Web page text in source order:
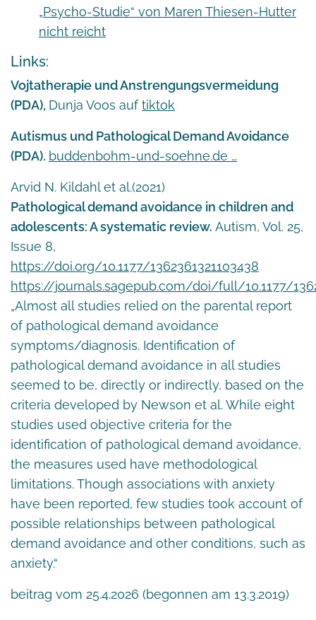
„Psycho-Studie“ von Maren Thiesen-Hutter
nicht reicht
Links:
Vojtatherapie und Anstrengungsvermeidung
(PDA), Dunja Voos auftiktok
Autismus und Pathological Demand Avoidance
(PDA). buddenbohm-und-soehne.de …
Arvid N. Kildahl et al.(2021)
Pathological demand avoidance in children and
adolescents: A systematic review. Autism, Vol. 25,
Issue 8,
https://doi.org/10.1177/1362361321103438
https://journals.sagepub.com/doi/full/10.1177/
„Almost all studies relied on the parental report
of pathological demand avoidance
symptoms/diagnosis. Identification of
pathological demand avoidance in all studies
seemed to be, directly or indirectly, based on the
criteria developed by Newson et al. While eight
studies used objective criteria for the
identification of pathological demand avoidance,
the measures used have methodological
limitations. Though associations with anxiety
have been reported, few studies took account of
possible relationships between pathological
demand avoidance and other conditions, such as
anxiety.“
beitrag vom 25.4.2026 (begonnen am 13.3.2019)